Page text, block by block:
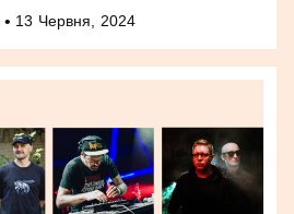
• 13 Червня, 2024